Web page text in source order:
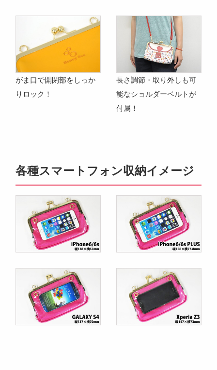
がま口で開閉部をしっか
りロック！
長さ調節・取り外しも可
能なショルダーベルトが
付属！
各種スマートフォン収納イメージ